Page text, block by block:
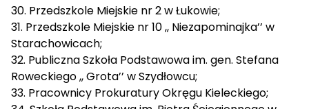
30. Przedszkole Miejskie nr 2 w Łukowie;
31. Przedszkole Miejskie nr 10 ,, Niezapominajka’’ w
Starachowicach;
32. Publiczna Szkoła Podstawowa im. gen. Stefana
Roweckiego ,, Grota’’ w Szydłowcu;
33. Pracownicy Prokuratury Okręgu Kieleckiego;